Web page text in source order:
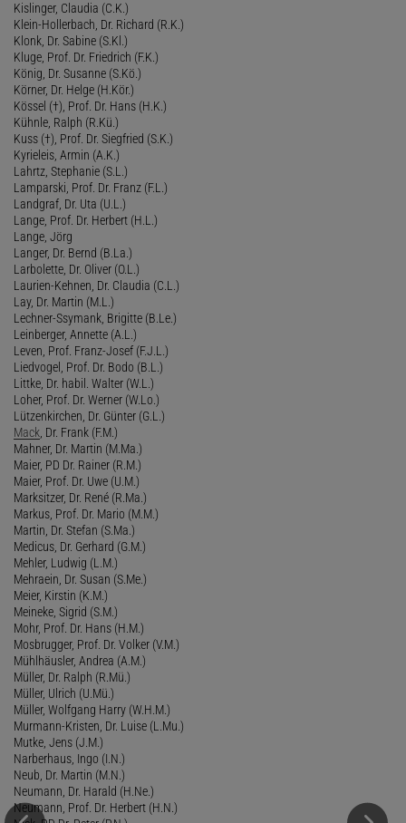
Kislinger, Claudia (C.K.)
Klein-Hollerbach, Dr. Richard (R.K.)
Klonk, Dr. Sabine (S.Kl.)
Kluge, Prof. Dr. Friedrich (F.K.)
König, Dr. Susanne (S.Kö.)
Körner, Dr. Helge (H.Kör.)
Kössel (†), Prof. Dr. Hans (H.K.)
Kühnle, Ralph (R.Kü.)
Kuss (†), Prof. Dr. Siegfried (S.K.)
Kyrieleis, Armin (A.K.)
Lahrtz, Stephanie (S.L.)
Lamparski, Prof. Dr. Franz (F.L.)
Landgraf, Dr. Uta (U.L.)
Lange, Prof. Dr. Herbert (H.L.)
Lange, Jörg
Langer, Dr. Bernd (B.La.)
Larbolette, Dr. Oliver (O.L.)
Laurien-Kehnen, Dr. Claudia (C.L.)
Lay, Dr. Martin (M.L.)
Lechner-Ssymank, Brigitte (B.Le.)
Leinberger, Annette (A.L.)
Leven, Prof. Franz-Josef (F.J.L.)
Liedvogel, Prof. Dr. Bodo (B.L.)
Littke, Dr. habil. Walter (W.L.)
Loher, Prof. Dr. Werner (W.Lo.)
Lützenkirchen, Dr. Günter (G.L.)
Mack , Dr. Frank (F.M.)
Mahner, Dr. Martin (M.Ma.)
Maier, PD Dr. Rainer (R.M.)
Maier, Prof. Dr. Uwe (U.M.)
Marksitzer, Dr. René (R.Ma.)
Markus, Prof. Dr. Mario (M.M.)
Martin, Dr. Stefan (S.Ma.)
Medicus, Dr. Gerhard (G.M.)
Mehler, Ludwig (L.M.)
Mehraein, Dr. Susan (S.Me.)
Meier, Kirstin (K.M.)
Meineke, Sigrid (S.M.)
Mohr, Prof. Dr. Hans (H.M.)
Mosbrugger, Prof. Dr. Volker (V.M.)
Mühlhäusler, Andrea (A.M.)
Müller, Dr. Ralph (R.Mü.)
Müller, Ulrich (U.Mü.)
Müller, Wolfgang Harry (W.H.M.)
Murmann-Kristen, Dr. Luise (L.Mu.)
Mutke, Jens (J.M.)
Narberhaus, Ingo (I.N.)
Neub, Dr. Martin (M.N.)
Neumann, Dr. Harald (H.Ne.)
Neumann, Prof. Dr. Herbert (H.N.)